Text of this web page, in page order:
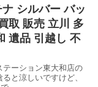
シルバー バッ
取 販売 立川 多
遺品 引越し 不
テーション東大和店の
と涼しいですけど、